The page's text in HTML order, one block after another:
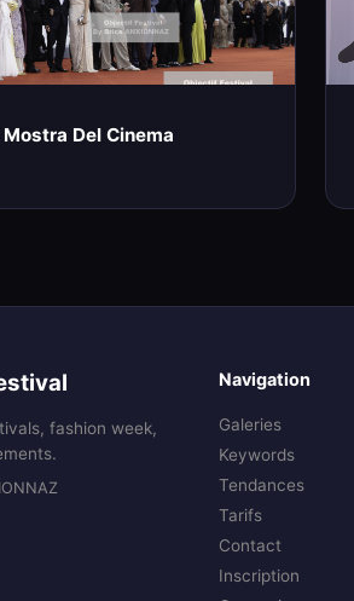
Del Cinema
fashion week,
Navigation
Galeries
Keywords
Tendances
Tarifs
Contact
Inscription